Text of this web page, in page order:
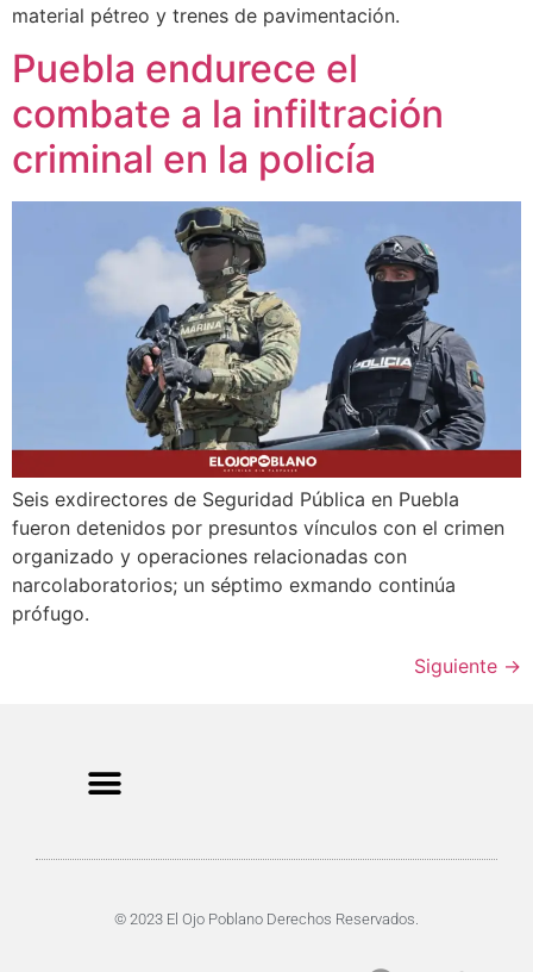
material pétreo y trenes de pavimentación.
Puebla endurece el
combate a la infiltración
criminal en la policía
Seis exdirectores de Seguridad Pública en Puebla
fueron detenidos por presuntos vínculos con el crimen
organizado y operaciones relacionadas con
narcolaboratorios; un séptimo exmando continúa
prófugo.
Siguiente →
© 2023 El Ojo Poblano Derechos Reservados.